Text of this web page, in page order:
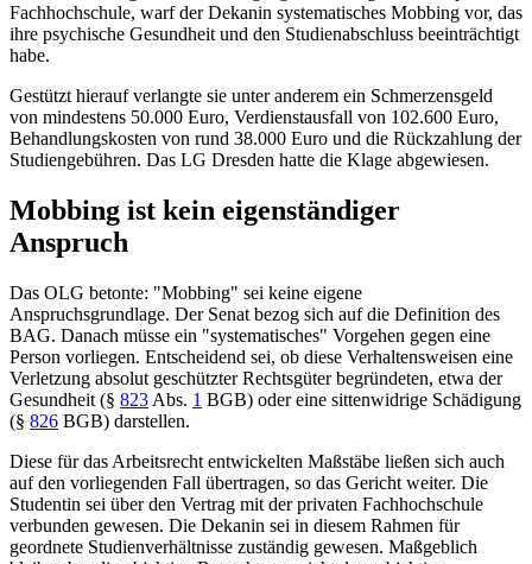
Fachhochschule, warf der Dekanin systematisches Mobbing vor, das
ihre psychische Gesundheit und den Studienabschluss beeinträchtigt
habe.
Gestützt hierauf verlangte sie unter anderem ein Schmerzensgeld
von mindestens 50.000 Euro, Verdienstausfall von 102.600 Euro,
Behandlungskosten von rund 38.000 Euro und die Rückzahlung der
Studiengebühren. Das LG Dresden hatte die Klage abgewiesen.
Mobbing ist kein eigenständiger
Anspruch
Das OLG betonte: "Mobbing" sei keine eigene
Anspruchsgrundlage. Der Senat bezog sich auf die Definition des
BAG. Danach müsse ein "systematisches" Vorgehen gegen eine
Person vorliegen. Entscheidend sei, ob diese Verhaltensweisen eine
Verletzung absolut geschützter Rechtsgüter begründeten, etwa der
Gesundheit (§ 823 Abs. 1 BGB) oder eine sittenwidrige Schädigung
(§ 826 BGB) darstellen.
Diese für das Arbeitsrecht entwickelten Maßstäbe ließen sich auch
auf den vorliegenden Fall übertragen, so das Gericht weiter. Die
Studentin sei über den Vertrag mit der privaten Fachhochschule
verbunden gewesen. Die Dekanin sei in diesem Rahmen für
geordnete Studienverhältnisse zuständig gewesen. Maßgeblich